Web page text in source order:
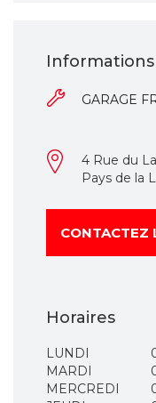
Informations
GARAGE
4 Rue du
Pays de la
CONTACTEZ
Horaires
LUNDI
MARDI
MERCREDI